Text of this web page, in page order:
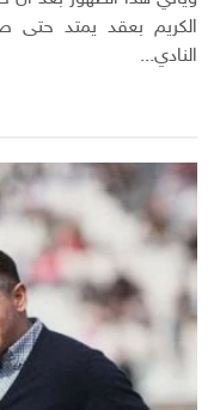
النادي...